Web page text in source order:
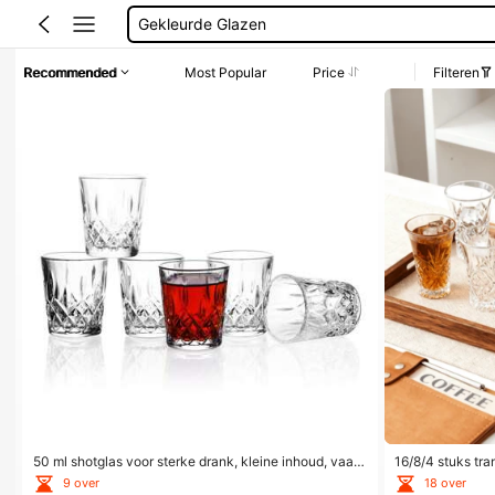
Gekleurde Glazen
Recommended Most Popular Price Filteren
50 ml shotglas voor sterke drank, kleine inhoud, vaat
wasserbestendig, hoogwaardig glas, breukvast, krista
9 over
16/8/4 stuks
ni-likeurcups,
18 over